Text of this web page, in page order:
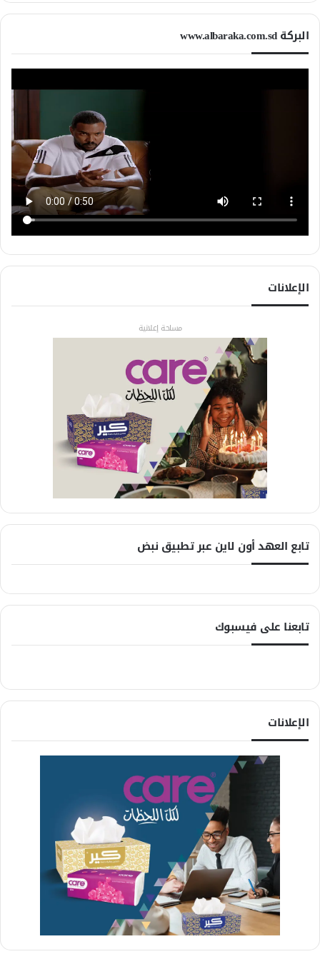
البركة www.albaraka.com.sd
الإعلانات
مساحة إعلانية
تابع العهد أون لاين عبر تطبيق نبض
تابعنا على فيسبوك
الإعلانات